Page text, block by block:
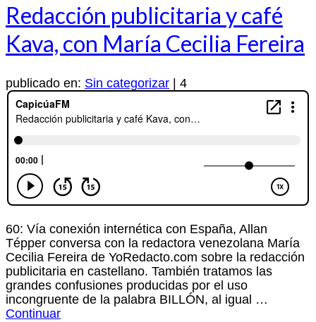
Redacción publicitaria y café
Kava, con María Cecilia Fereira
publicado en: Sin categorizar 4
60: Vía conexión internética con España, Allan
Tépper conversa con la redactora venezolana María
Cecilia Fereira de YoRedacto.com sobre la redacción
publicitaria en castellano. También tratamos las
grandes confusiones producidas por el uso
incongruente de la palabra BILLÓN, al igual …
Continuar